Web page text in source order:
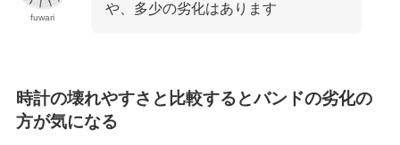
fuwari
や、多少の劣化はあります
時計の壊れやすさと比較するとバンドの劣化の
方が気になる